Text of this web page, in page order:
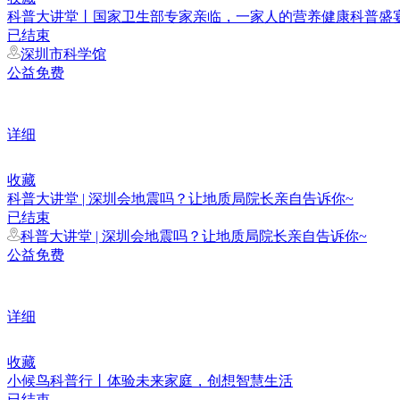
科普大讲堂丨国家卫生部专家亲临，一家人的营养健康科普盛
已结束
深圳市科学馆
公益免费
详细
收藏
科普大讲堂 | 深圳会地震吗？让地质局院长亲自告诉你~
已结束
科普大讲堂 | 深圳会地震吗？让地质局院长亲自告诉你~
公益免费
详细
收藏
小候鸟科普行丨体验未来家庭，创想智慧生活